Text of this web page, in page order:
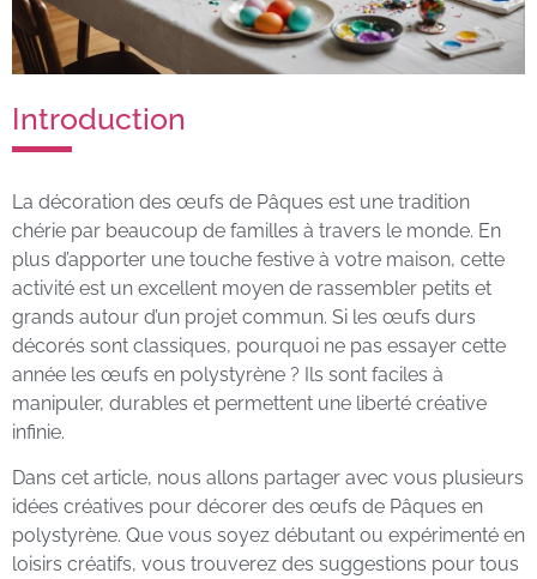
Introduction
La décoration des œufs de Pâques est une tradition
chérie par beaucoup de familles à travers le monde. En
plus d’apporter une touche festive à votre maison, cette
activité est un excellent moyen de rassembler petits et
grands autour d’un projet commun. Si les œufs durs
décorés sont classiques, pourquoi ne pas essayer cette
année les œufs en polystyrène ? Ils sont faciles à
manipuler, durables et permettent une liberté créative
infinie.
Dans cet article, nous allons partager avec vous plusieurs
idées créatives pour décorer des œufs de Pâques en
polystyrène. Que vous soyez débutant ou expérimenté en
loisirs créatifs, vous trouverez des suggestions pour tous